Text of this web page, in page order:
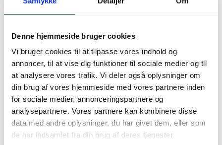
Denne hjemmeside bruger cookies
Vi bruger cookies til at tilpasse vores indhold og
annoncer, til at vise dig funktioner til sociale medier og til
at analysere vores trafik. Vi deler også oplysninger om
din brug af vores hjemmeside med vores partnere inden
for sociale medier, annonceringspartnere og
analysepartnere. Vores partnere kan kombinere disse
data med andre oplysninger, du har givet dem, eller som
de har indsamlet fra din brug af deres tjenester.
Dækholder 2,15
Tyre Clamp 2,15
kr.135,00
kr.